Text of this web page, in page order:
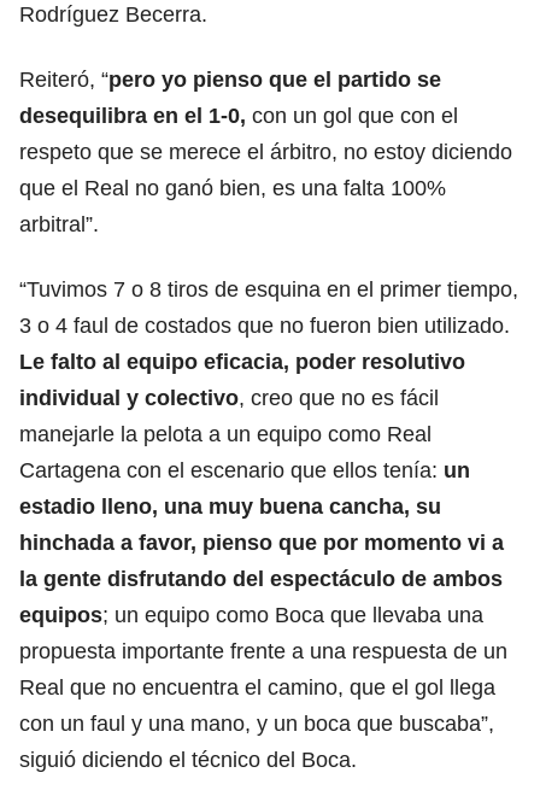
Rodríguez Becerra.
Reiteró, “pero yo pienso que el partido se
desequilibra en el 1-0, con un gol que con el
respeto que se merece el árbitro, no estoy diciendo
que el Real no ganó bien, es una falta 100%
arbitral”.
“Tuvimos 7 o 8 tiros de esquina en el primer tiempo,
3 o 4 faul de costados que no fueron bien utilizado.
Le falto al equipo eficacia, poder resolutivo
individual y colectivo, creo que no es fácil
manejarle la pelota a un equipo como Real
Cartagena con el escenario que ellos tenía: un
estadio lleno, una muy buena cancha, su
hinchada a favor, pienso que por momento vi a
la gente disfrutando del espectáculo de ambos
equipos; un equipo como Boca que llevaba una
propuesta importante frente a una respuesta de un
Real que no encuentra el camino, que el gol llega
con un faul y una mano, y un boca que buscaba”,
siguió diciendo el técnico del Boca.